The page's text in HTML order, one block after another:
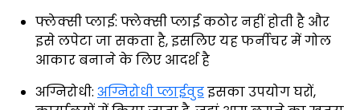
फ्लेक्सी प्लाई: फ्लेक्सी प्लाई कठोर नहीं होती है और
इसे लपेटा जा सकता है, इसलिए यह फर्नीचर में गोल
आकार बनाने के लिए आदर्श है
अग्निरोधी: अग्निरोधी प्लाईवुडइसका उपयोग घरों,